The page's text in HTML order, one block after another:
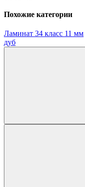
Похожие категории
Ламинат 34 класс 11 мм
дуб